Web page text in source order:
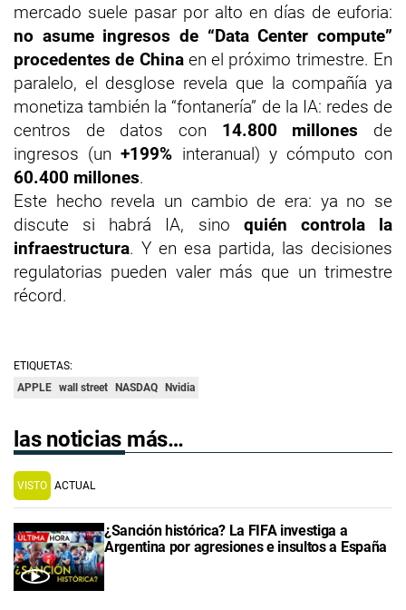
mercado suele pasar por alto en días de euforia:
no asume ingresos de “Data Center compute”
procedentes de Chinaen el próximo trimestre. En
paralelo, el desglose revela que la compañía ya
monetiza también la “fontanería” de la IA: redes de
centros de datos con 14.800 millones de
ingresos (un+199% interanual) y cómputo con
60.400 millones.
Este hecho revela un cambio de era: ya no se
discute si habrá IA, sino quién controla la
infraestructura. Y en esa partida, las decisiones
regulatorias pueden valer más que un trimestre
récord.
ETIQUETAS:
APPLE wall street NASDAQ Nvidia
las noticias más…
VISTO ACTUAL
¿Sanción histórica? La FIFA investiga a
Argentina por agresiones e insultos a España